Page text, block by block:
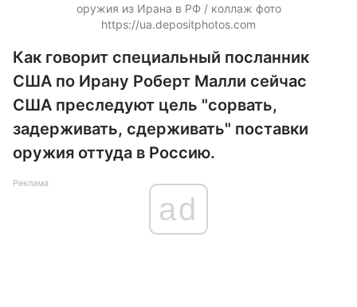
оружия из Ирана в РФ / коллаж фото
https://ua.depositphotos.com
Как говорит специальный посланник
США по Ирану Роберт Малли сейчас
США преследуют цель "сорвать,
задерживать, сдерживать" поставки
оружия оттуда в Россию.
Реклама
ad